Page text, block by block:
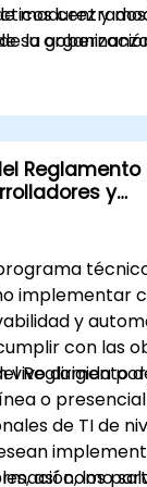
la
madurez y
su
Reglamento
y
implementar
y
con las
Reglamento
vivo dirigida por
o
de TI de
así como
los